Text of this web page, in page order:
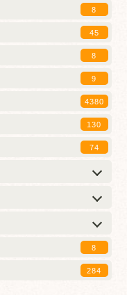
8
45
8
9
4380
130
74
8
284